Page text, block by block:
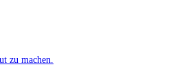
zu machen.